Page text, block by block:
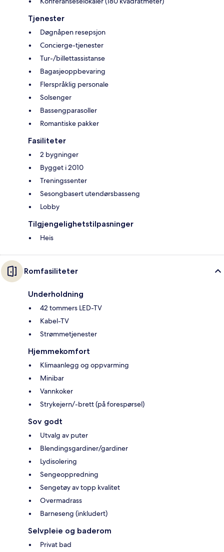
Tjenester
Døgnåpen resepsjon
Concierge-tjenester
Tur-/billettassistanse
Bagasjeoppbevaring
Flerspråklig personale
Solsenger
Bassengparasoller
Romantiske pakker
Fasiliteter
2 bygninger
Bygget i 2010
Treningssenter
Sesongbasert utendørsbasseng
Lobby
Tilgjengelighetstilpasninger
Heis
Romfasiliteter
Underholdning
42 tommers LED-TV
Kabel-TV
Strømmetjenester
Hjemmekomfort
Klimaanlegg og oppvarming
Minibar
Vannkoker
Strykejern/-brett (på forespørsel)
Sov godt
Utvalg av puter
Blendingsgardiner/gardiner
Lydisolering
Sengeoppredning
Sengetøy av topp kvalitet
Overmadrass
Barneseng (inkludert)
Selvpleie og baderom
Privat bad